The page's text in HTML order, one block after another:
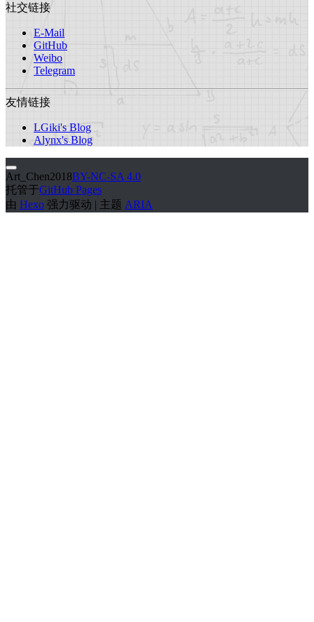
社交链接
E-Mail
GitHub
Weibo
Telegram
友情链接
LGiki's Blog
Alynx's Blog
Art_Chen2018BY-NC-SA 4.0
托管于GitHub Pages
由 Hexo 强力驱动 | 主题 ARIA